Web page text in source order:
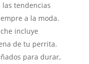
tendencias
a la moda.
incluye
de tu perrita.
para durar,